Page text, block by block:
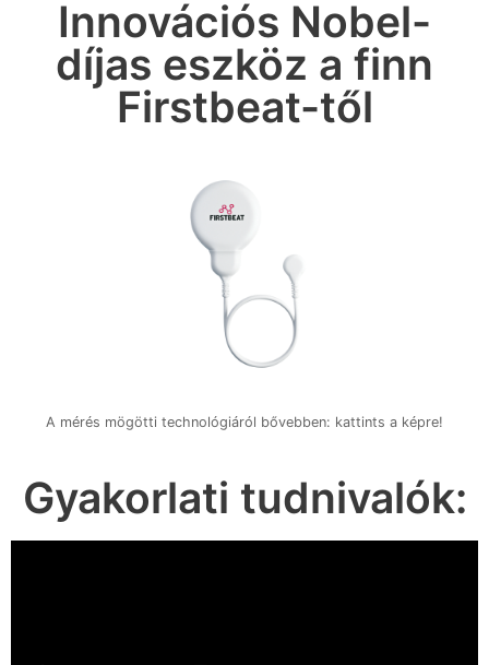
Innovációs Nobel-
díjas eszköz a finn
Firstbeat-től
A mérés mögötti technológiáról bővebben: kattints a képre!
Gyakorlati tudnivalók: